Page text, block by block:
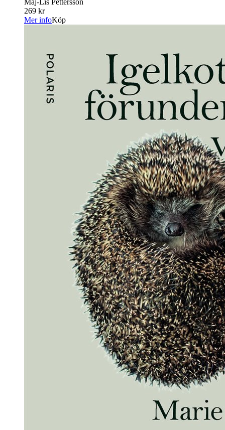
269 kr
Mer infoKöp